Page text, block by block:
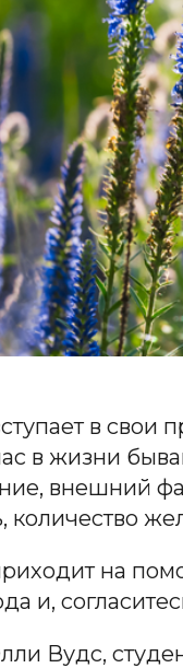
в свои
в жизни
внешний
количество
на
и,
Вудс,